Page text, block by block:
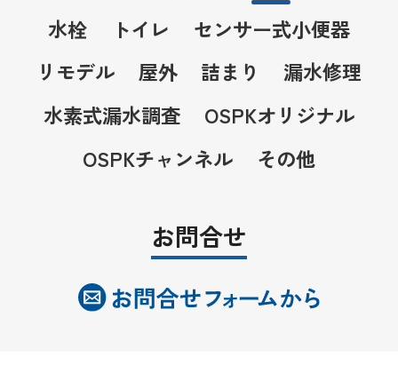
水栓
トイレ
センサー式小便器
リモデル
屋外 詰まり
漏水修理
水素式漏水調査
OSPKオリジナル
OSPKチャンネル
その他
お問合せ